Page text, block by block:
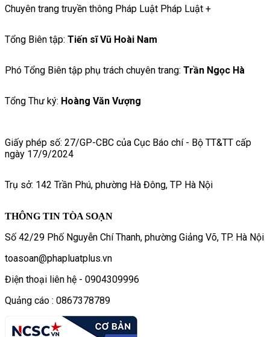
Chuyên trang truyền thông Pháp Luật Pháp Luật +
Tổng Biên tập: Tiến sĩ Vũ Hoài Nam
Phó Tổng Biên tập phụ trách chuyên trang: Trần Ngọc Hà
Tổng Thư ký: Hoàng Văn Vượng
Giấy phép số: 27/GP-CBC của Cục Báo chí - Bộ TT&TT cấp
ngày 17/9/2024
Trụ sở: 142 Trần Phú, phường Hà Đông, TP Hà Nội
THÔNG TIN TÒA SOẠN
Số 42/29 Phố Nguyễn Chí Thanh, phường Giảng Võ, TP. Hà Nội
toasoan@phapluatplus.vn
Điện thoại liên hệ - 0904309996
Quảng cáo : 0867378789